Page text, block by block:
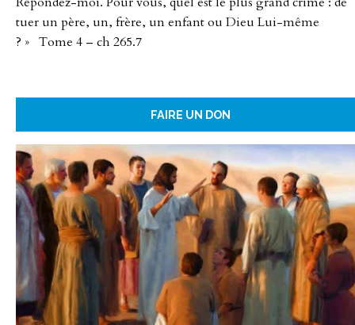
tuer un père, un, frère, un enfant ou Dieu Lui-même
? » Tome 4 – ch 265.7
FAIRE UN DON